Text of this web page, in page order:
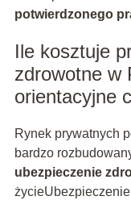
potwierdzonego
Ile kosztuje
zdrowotne w
orientacyjne
Rynek prywatnych
bardzo
ubezpieczenie